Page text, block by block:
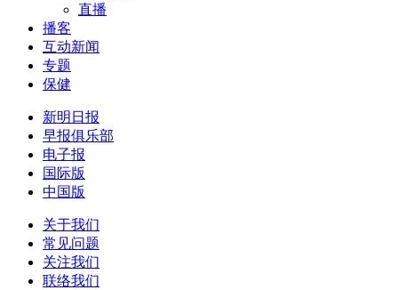
直播
播客
互动新闻
专题
保健
新明日报
早报俱乐部
电子报
国际版
中国版
关于我们
常见问题
关注我们
联络我们